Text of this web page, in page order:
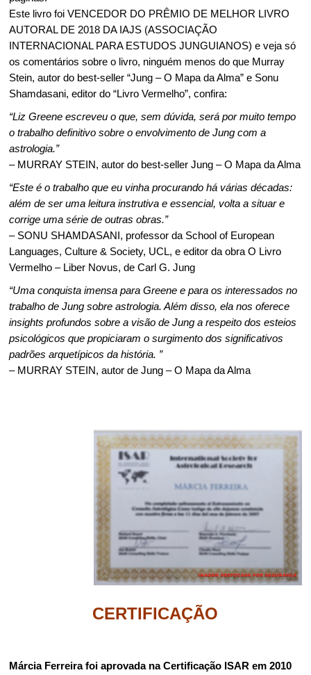
Este livro foi VENCEDOR DO PRÊMIO DE MELHOR LIVRO
AUTORAL DE 2018 DA IAJS (ASSOCIAÇÃO
INTERNACIONAL PARA ESTUDOS JUNGUIANOS) e veja só
os comentários sobre o livro, ninguém menos do que Murray
Stein, autor do best-seller “Jung – O Mapa da Alma” e Sonu
Shamdasani, editor do “Livro Vermelho”, confira:
“Liz Greene escreveu o que, sem dúvida, será por muito tempo
o trabalho definitivo sobre o envolvimento de Jung com a
astrologia.”
– MURRAY STEIN, autor do best-seller Jung – O Mapa da Alma
“Este é o trabalho que eu vinha procurando há várias décadas:
além de ser uma leitura instrutiva e essencial, volta a situar e
corrige uma série de outras obras.”
– SONU SHAMDASANI, professor da School of European
Languages, Culture & Society, UCL, e editor da obra O Livro
Vermelho – Liber Novus, de Carl G. Jung
“Uma conquista imensa para Greene e para os interessados no
trabalho de Jung sobre astrologia. Além disso, ela nos oferece
insights profundos sobre a visão de Jung a respeito dos esteios
psicológicos que propiciaram o surgimento dos significativos
padrões arquetípicos da história. ”
– MURRAY STEIN, autor de Jung – O Mapa da Alma
CERTIFICAÇÃO
Márcia Ferreira foi aprovada na Certificação ISAR em 2010